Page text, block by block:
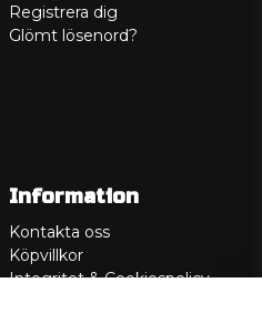
Registrera dig
Glömt lösenord?
Information
Kontakta oss
Köpvillkor
Integritet & Cookiespolicy